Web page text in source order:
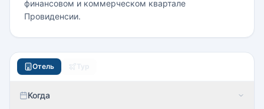
финансовом и коммерческом квартале
Провиденсии.
Отель Тур
Когда